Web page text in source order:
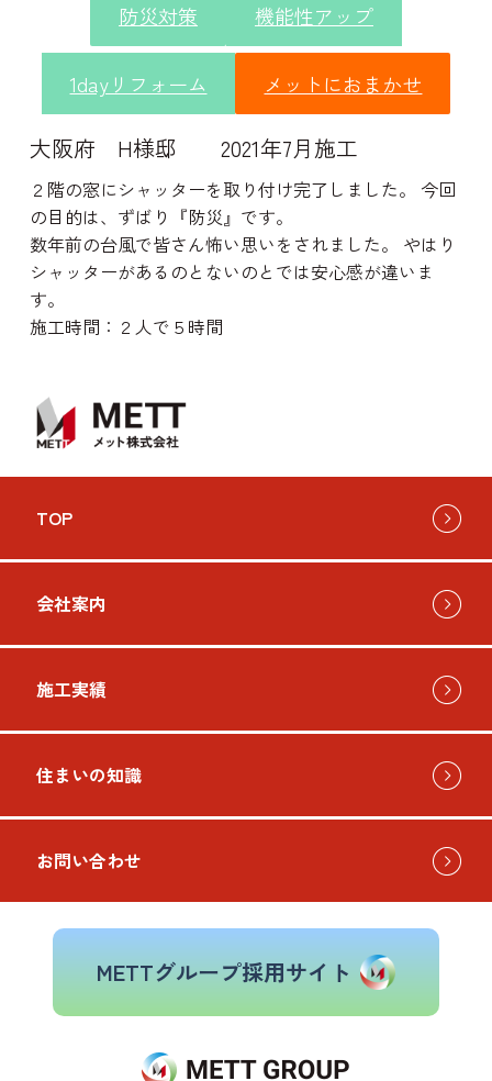
お問い
防災対策 機能性アップ
1dayリフォーム メットにおまかせ
大阪府 H様邸 2021年7月施工
２階の窓にシャッターを取り付け完了しました。 今回
の目的は、ずばり『防災』です。
数年前の台風で皆さん怖い思いをされました。 やはり
シャッターがあるのとないのとでは安心感が違いま
す。
施工時間：２人で５時間
TOP
会社案内
施工実績
住まいの知識
お問い合わせ
METTグループ採用サイト